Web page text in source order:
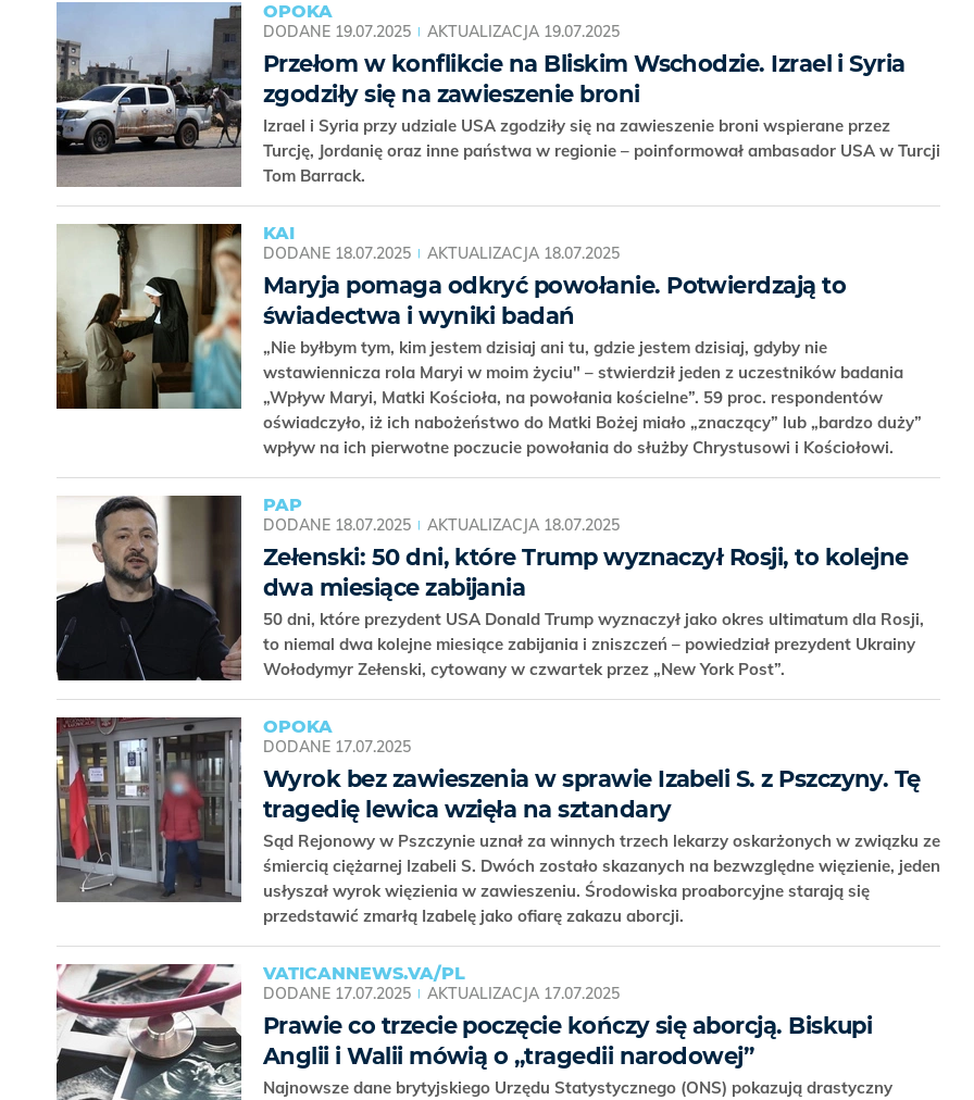
OPOKA
DODANE 19.07.2025 AKTUALIZACJA 19.07.2025
Przełom w konflikcie na Bliskim Wschodzie. Izrael i Syria
zgodziły się na zawieszenie broni
Izrael i Syria przy udziale USA zgodziły się na zawieszenie broni wspierane przez
Turcję, Jordanię oraz inne państwa w regionie – poinformował ambasador USA w Turcji
Tom Barrack.
KAI
DODANE 18.07.2025 AKTUALIZACJA 18.07.2025
Maryja pomaga odkryć powołanie. Potwierdzają to
świadectwa i wyniki badań
„Nie byłbym tym, kim jestem dzisiaj ani tu, gdzie jestem dzisiaj, gdyby nie
wstawiennicza rola Maryi w moim życiu" – stwierdził jeden z uczestników badania
„Wpływ Maryi, Matki Kościoła, na powołania kościelne”. 59 proc. respondentów
oświadczyło, iż ich nabożeństwo do Matki Bożej miało „znaczący” lub „bardzo duży”
wpływ na ich pierwotne poczucie powołania do służby Chrystusowi i Kościołowi.
PAP
DODANE 18.07.2025 AKTUALIZACJA 18.07.2025
Zełenski: 50 dni, które Trump wyznaczył Rosji, to kolejne
dwa miesiące zabijania
50 dni, które prezydent USA Donald Trump wyznaczył jako okres ultimatum dla Rosji,
to niemal dwa kolejne miesiące zabijania i zniszczeń – powiedział prezydent Ukrainy
Wołodymyr Zełenski, cytowany w czwartek przez „New York Post”.
OPOKA
DODANE 17.07.2025
Wyrok bez zawieszenia w sprawie Izabeli S. z Pszczyny. Tę
tragedię lewica wzięła na sztandary
Sąd Rejonowy w Pszczynie uznał za winnych trzech lekarzy oskarżonych w związku ze
śmiercią ciężarnej Izabeli S. Dwóch zostało skazanych na bezwzględne więzienie, jeden
usłyszał wyrok więzienia w zawieszeniu. Środowiska proaborcyjne starają się
przedstawić zmarłą Izabelę jako ofiarę zakazu aborcji.
VATICANNEWS.VA/PL
DODANE 17.07.2025 AKTUALIZACJA 17.07.2025
Prawie co trzecie poczęcie kończy się aborcją. Biskupi
Anglii i Walii mówią o „tragedii narodowej”
Najnowsze dane brytyjskiego Urzędu Statystycznego (ONS) pokazują drastyczny